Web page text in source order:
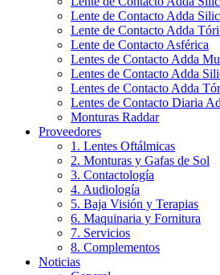
Lente de Contacto Adda
Lente de Contacto Adda
Lente de Contacto Asférica
Lentes de Contacto Adda
Lentes de Contacto Adda
Lentes de Contacto Adda
Lentes de Contacto Diaria
Monturas Raddar
Proveedores
1. Lentes Oftálmicas
2. Monturas y Gafas de Sol
3. Contactología
4. Audiología
5. Baja Visión y Terapias
6. Maquinaria y Fornitura
7. Servicios
8. Complementos
Noticias